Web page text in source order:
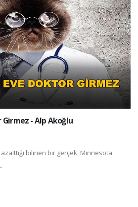
Girmez - Alp Akoğlu
bilinen bir gerçek. Minnesota